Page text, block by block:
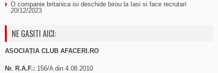
O companie britanica isi deschide birou la Iasi si face recrutari
20/12/2023
NE GASITI AICI:
ASOCIAȚIA CLUB AFACERI.RO
Nr. R.A.F.: 156/A din 4.08.2010